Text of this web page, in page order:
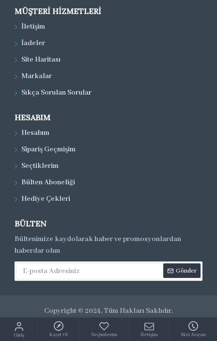
MÜŞTERI HIZMETLERI
İletişim
İadeler
Site Haritası
Markalar
Sıkça Sorulan Sorular
HESABIM
Hesabım
Sipariş Geçmişim
Seçtiklerim
Bülten Aboneliği
Hediye Çekleri
BÜLTEN
Bültenimize kaydolarak haber ve promosyonlardan
haberdar olun
Gönder
Copyright © 2024, Tüm Hakları Saklıdır.
Giriş Kayıt Ol Seçimlerim İletişim Bizi Arayın